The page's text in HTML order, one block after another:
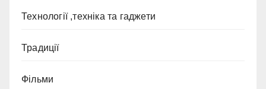
Технології ,техніка та гаджети
Традиції
Фільми